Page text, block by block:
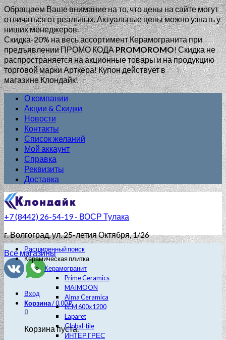
Обращаем Ваше внимание на то, что цены на сайте могут
отличаться от реальных. Актуальные цены можно узнать у
ниших менеджеров.
Скидка-20% на весь ассортимент Керамогранита при
предъявлении ПРОМО КОДАPROMOROMO!Скидка не
распространяется на акционные товары и на продукцию
торговой марки Арткера! Купон действует в
магазине Клондайк!
О компании
Акции & Скидки
Новости
Контакты
Список желаний
Мой аккаунт
Справка
Реквизиты
Доставка
+7 (8442) 26-54-19 - ВОСР Тулака
г. Волгоград, ул. 25-летия Октября, 1/26
Все магазины
Вход
Корзина/0.00₽
0
Корзина пуста.
Расширенный поиск
Керамическая плитка
Керамогранит
Prime Ceramics
MAIMOON
Alma Ceramica
LCM 600х1200
Laparet
Global-tile
ИНТЕР ГРЕС